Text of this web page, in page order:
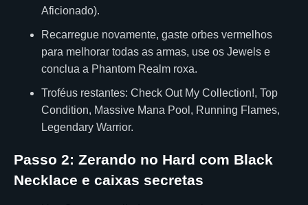
Aficionado).
Recarregue novamente, gaste orbes vermelhos
para melhorar todas as armas, use os Jewels e
conclua a Phantom Realm roxa.
Troféus restantes: Check Out My Collection!, Top
Condition, Massive Mana Pool, Running Flames,
Legendary Warrior.
Passo 2: Zerando no Hard com Black
Necklace e caixas secretas